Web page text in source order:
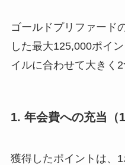
ゴールドプリファード
した最大125,000ポイ
イルに合わせて大きく
1. 年会費への充当（
獲得したポイントは、